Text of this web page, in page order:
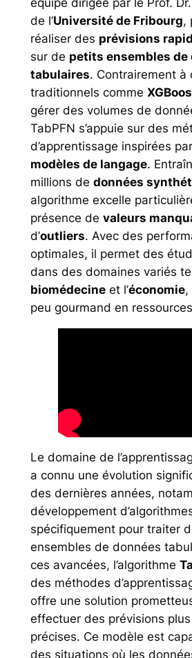
équipe dirigée par le Prof.
de l’Université de Fribourg,
réaliser des prévisions
sur de petits ensembles de
tabulaires. Contrairement à
traditionnels comme
gérer des volumes de
TabPFN s’appuie sur des
d’apprentissage inspirées
modèles de langage.
millions de données
algorithme excelle
présence de valeurs
d’outliers. Avec des
optimales, il permet des
dans des domaines variés
biomédecineet l’économie,
peu gourmand en
Le domaine de
a connu une évolution
des dernières années,
développement
spécifiquement pour traiter
ensembles de données
ces avancées, l’algorithme
des méthodes
offre une solution
effectuer des prévisions
précises. Ce modèle est
des situations où les